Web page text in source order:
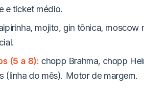
e ticket médio.
mojito, gin tônica, moscow
(5 a 8): chopp Brahma, chopp
(linha do mês). Motor de margem.